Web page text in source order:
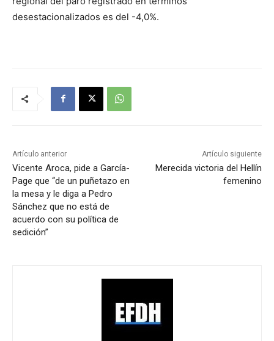
desestacionalizados es del -4,0%.
Artículo anterior
Vicente Aroca, pide a García-
Page que “de un puñetazo en
la mesa y le diga a Pedro
Sánchez que no está de
acuerdo con su política de
sedición”
Artículo siguiente
Merecida victoria del Hellín
femenino